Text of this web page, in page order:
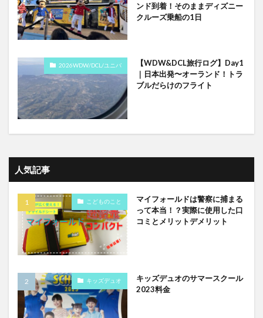
ンド到着！そのままディズニー
クルーズ乗船の1日
2026WDW/DCL/ユニバ
【WDW&DCL旅行ログ】Day1
｜日本出発〜オーランド！トラ
ブルだらけのフライト
人気記事
こどものこと
マイフォールドは警察に捕まる
って本当！？実際に使用した口
コミとメリットデメリット
キッズデュオ
キッズデュオのサマースクール
2023料金